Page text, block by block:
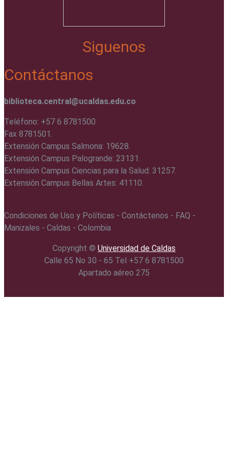
Siguenos
Contáctanos
biblioteca.central@ucaldas.edu.co
Teléfono: +57 6 8781500
Fax 8781501.
Extensión Campus Salmona: 19628.
Extensión Campus Palogrande: 23131.
Extensión Campus Ciencias para la Salud: 31257.
Extensión Campus Bellas Artes: 41110.
Condiciones de Uso y Políticas - Contáctenos - FAQ -
Manizales - Caldas - Colombia
Copyright ©️ Universidad de Caldas
Calle 65 No 30 - 65 Tel +57 6 8781500
Apartado aéreo 275
.